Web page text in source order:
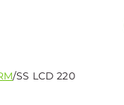
/SS LCD 220